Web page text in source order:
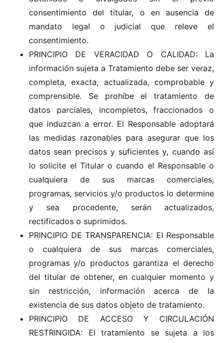
consentimiento del titular, o en ausencia de
mandato legal o judicial que releve el
consentimiento.
PRINCIPIO DE VERACIDAD O CALIDAD: La
información sujeta a Tratamiento debe ser veraz,
completa, exacta, actualizada, comprobable y
comprensible. Se prohíbe el tratamiento de
datos parciales, incompletos, fraccionados o
que induzcan a error. El Responsable adoptará
las medidas razonables para asegurar que los
datos sean precisos y suficientes y, cuando así
lo solicite el Titular o cuando el Responsable o
cualquiera de sus marcas comerciales,
programas, servicios y/o productos lo determine
y sea procedente, serán actualizados,
rectificados o suprimidos.
PRINCIPIO DE TRANSPARENCIA: El Responsable
o cualquiera de sus marcas comerciales,
programas y/o productos garantiza el derecho
del titular de obtener, en cualquier momento y
sin restricción, información acerca de la
existencia de sus datos objeto de tratamiento.
PRINCIPIO DE ACCESO Y CIRCULACIÓN
RESTRINGIDA: El tratamiento se sujeta a los